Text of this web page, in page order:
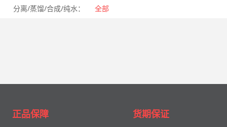
分离/蒸馏/合成/纯水： 全部
正品保障 货期保证